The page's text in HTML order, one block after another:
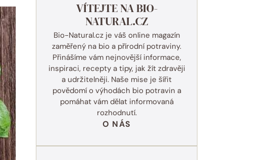
VÍTEJTE NA BIO-
NATURAL.CZ
Bio-Natural.cz je váš online magazín
zaměřený na bio a přírodní potraviny.
Přinášíme vám nejnovější informace,
inspiraci, recepty a tipy, jak žít zdravěji
a udržitelněji. Naše mise je šířit
povědomí o výhodách bio potravin a
pomáhat vám dělat informovaná
rozhodnutí.
O NÁS